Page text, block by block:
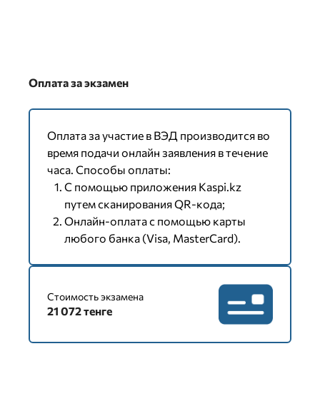
Оплата за экзамен
Оплата за участие в ВЭД производится во
время подачи онлайн заявления в течение
часа. Способы оплаты:
С помощью приложения Kaspi.kz
путем сканирования QR-кода;
Онлайн-оплата с помощью карты
любого банка (Visa, MasterCard).
Стоимость экзамена
21 072 тенге